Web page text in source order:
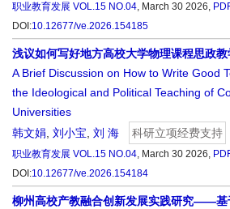
职业教育发展 VOL.15 NO.04, March 30 2026,
DOI:10.12677/ve.2026.154185
浅议如何写好地方高校大学物理课程思政
A Brief Discussion on How to Write Good
the Ideological and Political Teaching of
Universities
韩文娟 刘小宝 刘 海 科研立项经费支持
职业教育发展 VOL.15 NO.04, March 30 2026,
DOI:10.12677/ve.2026.154184
柳州高校产教融合创新发展实践研究——基